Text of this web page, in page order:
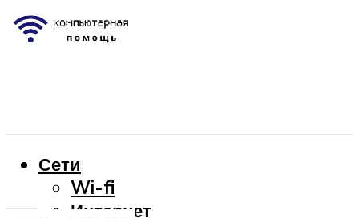
Сети
Wi-fi
Интернет